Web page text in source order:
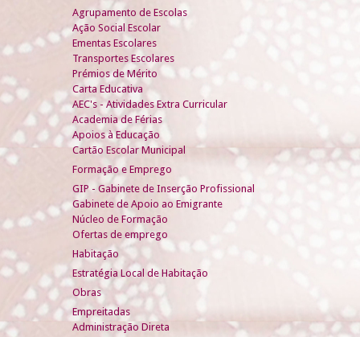
Agrupamento de Escolas
Ação Social Escolar
Ementas Escolares
Transportes Escolares
Prémios de Mérito
Carta Educativa
AEC's - Atividades Extra Curricular
Academia de Férias
Apoios à Educação
Cartão Escolar Municipal
Formação e Emprego
GIP - Gabinete de Inserção Profissional
Gabinete de Apoio ao Emigrante
Núcleo de Formação
Ofertas de emprego
Habitação
Estratégia Local de Habitação
Obras
Empreitadas
Administração Direta